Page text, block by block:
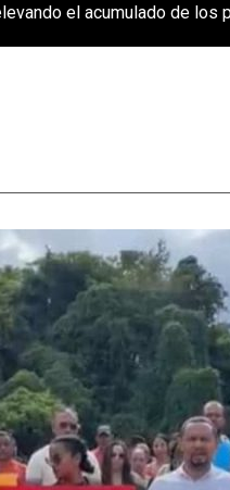
el acumulado de los